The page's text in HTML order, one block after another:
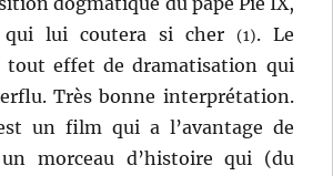
lui coutera si cher
(1). Le
tout effet de dramatisation qui
Très bonne interprétation.
un film qui a l’avantage de
morceau d’histoire qui (du